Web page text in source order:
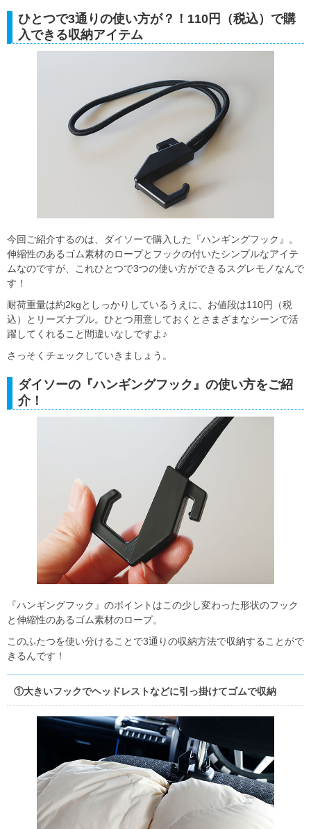
ひとつで3通りの使い方が？！110円（税込）で購
入できる収納アイテム
今回ご紹介するのは、ダイソーで購入した『ハンギングフック』。
伸縮性のあるゴム素材のロープとフックの付いたシンプルなアイテ
ムなのですが、これひとつで3つの使い方ができるスグレモノなんで
す！
耐荷重量は約2kgとしっかりしているうえに、お値段は110円（税
込）とリーズナブル。ひとつ用意しておくとさまざまなシーンで活
躍してくれること間違いなしですよ♪
さっそくチェックしていきましょう。
ダイソーの『ハンギングフック』の使い方をご紹
介！
『ハンギングフック』のポイントはこの少し変わった形状のフック
と伸縮性のあるゴム素材のロープ。
このふたつを使い分けることで3通りの収納方法で収納することがで
きるんです！
①大きいフックでヘッドレストなどに引っ掛けてゴムで収納